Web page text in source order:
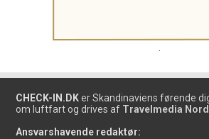
CHECK-IN.DK er Skandinaviens førende
om luftfart og drives af Travelmedia
Ansvarshavende redaktør: